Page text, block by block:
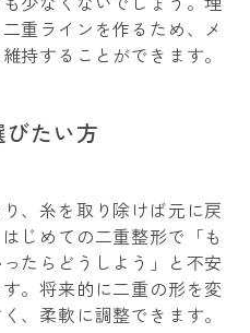
重ラインを作るため、メ
持することができます。
たい方
、糸を取り除けば元に戻
じめての二重整形で「も
たらどうしよう」と不安
。将来的に二重の形を変
、柔軟に調整できます。